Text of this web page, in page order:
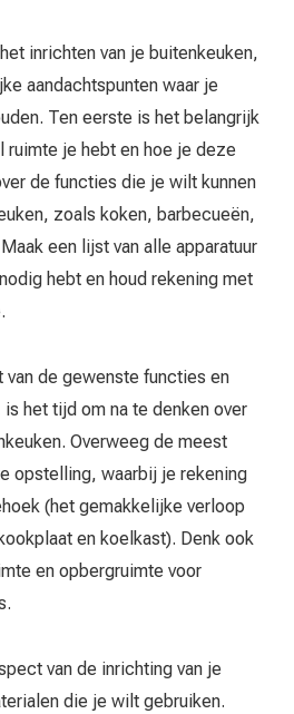
inrichten van je buitenkeuken,
aandachtspunten waar je
Ten eerste is het belangrijk
ruimte je hebt en hoe je deze
de functies die je wilt kunnen
zoals koken, barbecueën,
een lijst van alle apparatuur
hebt en houd rekening met
van de gewenste functies en
is het tijd om na te denken over
Overweeg de meest
opstelling, waarbij je rekening
(het gemakkelijke verloop
en koelkast). Denk ook
en opbergruimte voor
van de inrichting van je
die je wilt gebruiken.